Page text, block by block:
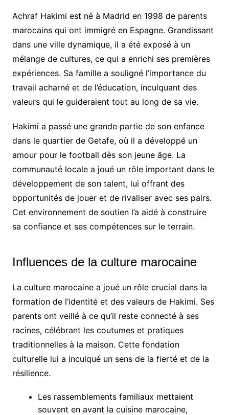
Achraf Hakimi est né à Madrid en 1998 de parents
marocains qui ont immigré en Espagne. Grandissant
dans une ville dynamique, il a été exposé à un
mélange de cultures, ce qui a enrichi ses premières
expériences. Sa famille a souligné l’importance du
travail acharné et de l’éducation, inculquant des
valeurs qui le guideraient tout au long de sa vie.
Hakimi a passé une grande partie de son enfance
dans le quartier de Getafe, où il a développé un
amour pour le football dès son jeune âge. La
communauté locale a joué un rôle important dans le
développement de son talent, lui offrant des
opportunités de jouer et de rivaliser avec ses pairs.
Cet environnement de soutien l’a aidé à construire
sa confiance et ses compétences sur le terrain.
Influences de la culture marocaine
La culture marocaine a joué un rôle crucial dans la
formation de l’identité et des valeurs de Hakimi. Ses
parents ont veillé à ce qu’il reste connecté à ses
racines, célébrant les coutumes et pratiques
traditionnelles à la maison. Cette fondation
culturelle lui a inculqué un sens de la fierté et de la
résilience.
Les rassemblements familiaux mettaient
souvent en avant la cuisine marocaine,